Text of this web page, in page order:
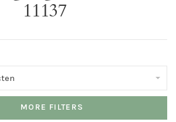
11137
MORE FILTERS